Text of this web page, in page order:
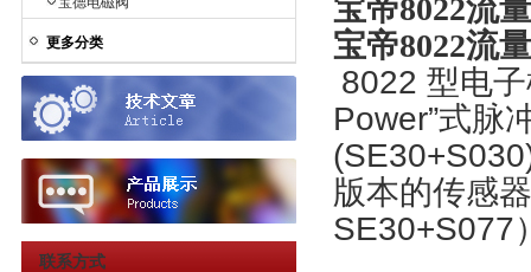
更多分类
联系方式
宝帝8022流
宝帝8022流
8022 型电
Power”式脉
版本的传感
SE30+S077